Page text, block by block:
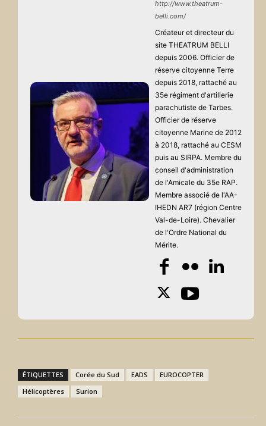
http://www.theatrum-
belli.com/
Créateur et directeur du
site THEATRUM BELLI
depuis 2006. Officier de
réserve citoyenne Terre
depuis 2018, rattaché au
35e régiment d'artillerie
parachutiste de Tarbes.
Officier de réserve
citoyenne Marine de 2012
à 2018, rattaché au CESM
puis au SIRPA. Membre du
conseil d'administration
de l'Amicale du 35e RAP.
Membre associé de l'AA-
IHEDN AR7 (région Centre
Val-de-Loire). Chevalier
de l'Ordre National du
Mérite.
ÉTIQUETTES Corée du Sud EADS
EUROCOPTER
Hélicoptères
Surion